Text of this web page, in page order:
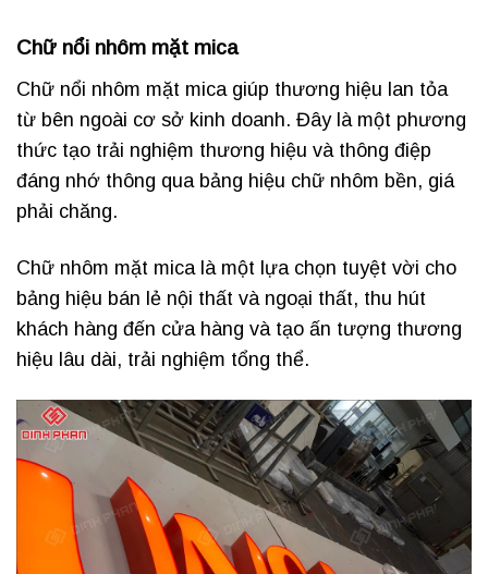
Chữ nổi nhôm mặt mica
Chữ nổi nhôm mặt mica giúp thương hiệu lan tỏa
từ bên ngoài cơ sở kinh doanh. Đây là một phương
thức tạo trải nghiệm thương hiệu và thông điệp
đáng nhớ thông qua bảng hiệu chữ nhôm bền, giá
phải chăng.
Chữ nhôm mặt mica là một lựa chọn tuyệt vời cho
bảng hiệu bán lẻ nội thất và ngoại thất, thu hút
khách hàng đến cửa hàng và tạo ấn tượng thương
hiệu lâu dài, trải nghiệm tổng thể.